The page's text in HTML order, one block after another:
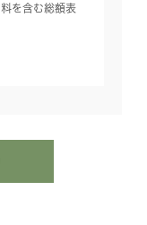
を含む総額表